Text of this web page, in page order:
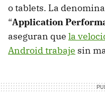
o tablets. La
“Application
aseguran que la
Android trabaje sin